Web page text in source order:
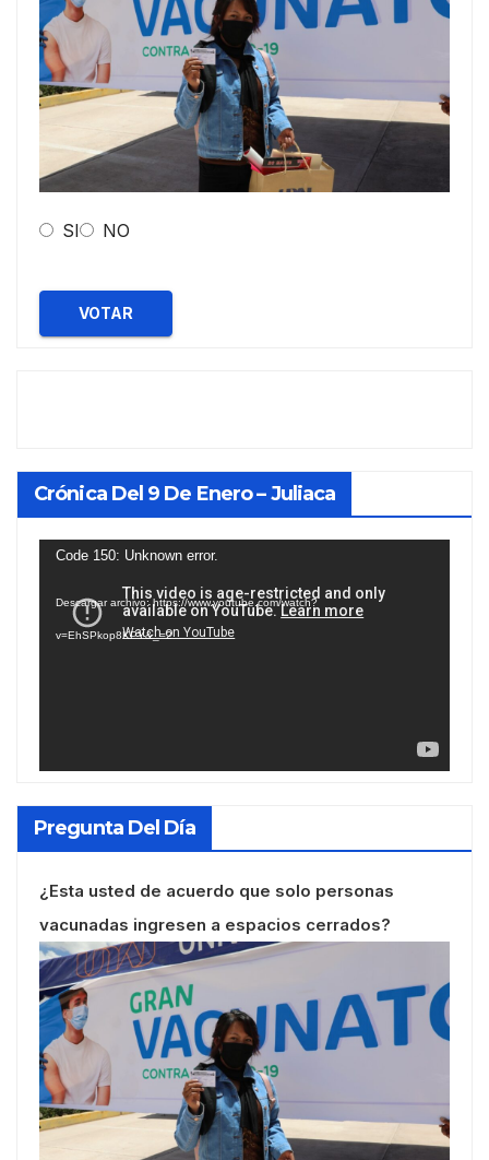
SI NO
VOTAR
Crónica Del 9 De Enero – Juliaca
Reproductor
vídeo
Code 150: Unknown error.
Descargar archivo: https://www.youtube.com/watch?
v=EhSPkop8KPY&_=2
Pregunta Del Día
¿Esta usted de acuerdo que solo personas
vacunadas ingresen a espacios cerrados?